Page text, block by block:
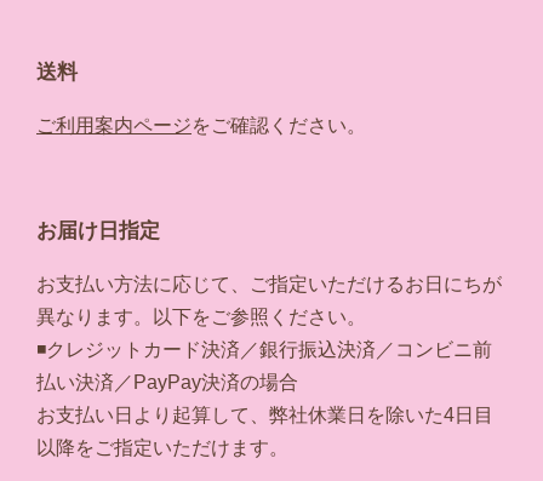
送料
ご利用案内ページをご確認ください。
お届け日指定
お支払い方法に応じて、ご指定いただけるお日にちが
異なります。以下をご参照ください。
◾️クレジットカード決済／銀行振込決済／コンビニ前
払い決済／PayPay決済の場合
お支払い日より起算して、弊社休業日を除いた4日目
以降をご指定いただけます。